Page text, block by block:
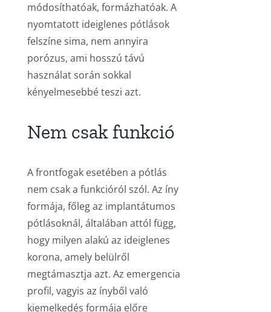
módosíthatóak, formázhatóak. A
nyomtatott ideiglenes pótlások
felszíne sima, nem annyira
porózus, ami hosszú távú
használat során sokkal
kényelmesebbé teszi azt.
Nem csak funkció
A frontfogak esetében a pótlás
nem csak a funkcióról szól. Az íny
formája, főleg az implantátumos
pótlásoknál, általában attól függ,
hogy milyen alakú az ideiglenes
korona, amely belülről
megtámasztja azt. Az emergencia
profil, vagyis az ínyből való
kiemelkedés formája előre